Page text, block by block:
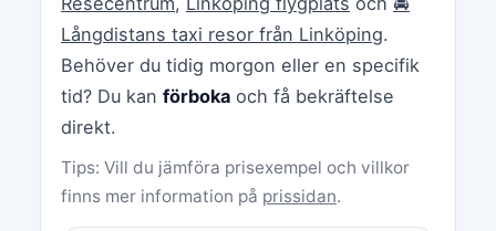
Långdistans taxi resor från Linköping.
Behöver du tidig morgon eller en specifik
tid? Du kan förboka och få bekräftelse
direkt.
Tips: Vill du jämföra prisexempel och villkor
finns mer information på prissidan.